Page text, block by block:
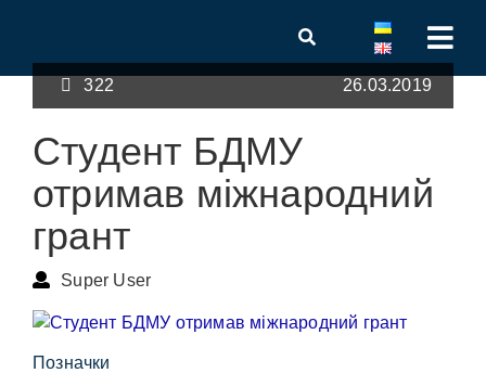
322 26.03.2019
Студент БДМУ
отримав міжнародний
грант
Super User
Позначки